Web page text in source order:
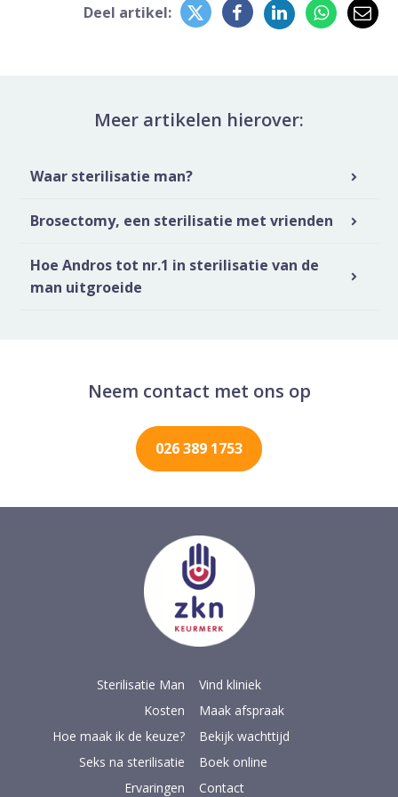
Deel artikel: Delen op Twitter
Deel dit op
Deel dit op
Deel
Meer artikelen hierover:
Waar sterilisatie man?
Brosectomy, een sterilisatie met vrienden
Hoe Andros tot nr.1 in sterilisatie van de
man uitgroeide
Neem contact met ons op
026 389 1753
Sterilisatie Man
Kosten
Hoe maak ik de keuze?
Seks na sterilisatie
Ervaringen
Vind kliniek
Maak afspraak
Bekijk wachttijd
Boek online
Contact